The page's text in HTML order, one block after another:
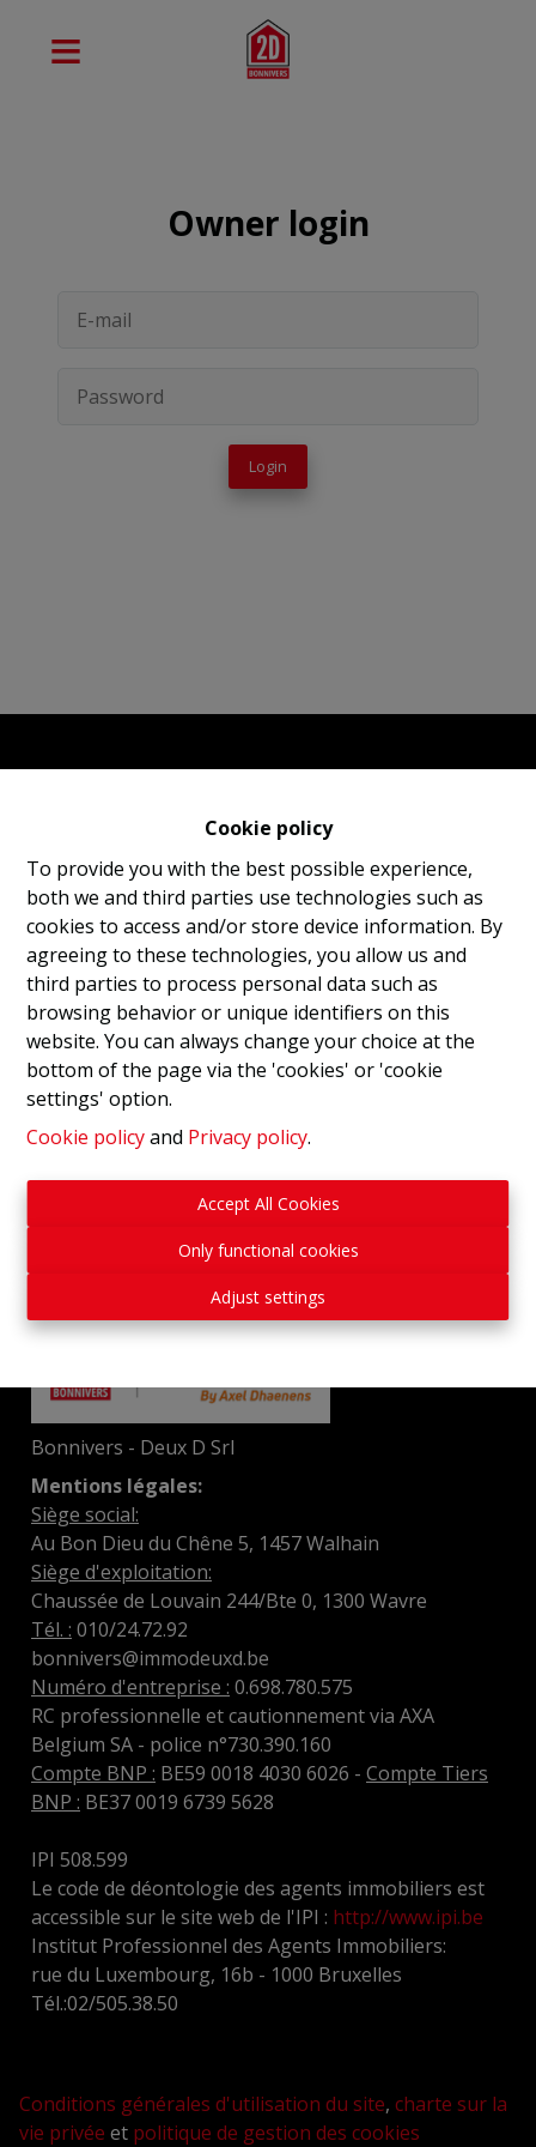
Cookie policy
To provide you with the best possible experience,
both we and third parties use technologies such as
cookies to access and/or store device information. By
agreeing to these technologies, you allow us and
third parties to process personal data such as
browsing behavior or unique identifiers on this
website. You can always change your choice at the
bottom of the page via the 'cookies' or 'cookie
settings' option.
Cookie policyand Privacy policy.
Accept All Cookies
Only functional cookies
Adjust settings
Owner login
Login
Bonnivers - Deux D Srl
Mentions légales:
Siège social:
Au Bon Dieu du Chêne 5, 1457 Walhain
Siège d'exploitation:
Chaussée de Louvain 244/Bte 0, 1300 Wavre
Tél. : 010/24.72.92
bonnivers@immodeuxd.be
Numéro d'entreprise : 0.698.780.575
RC professionnelle et cautionnement via AXA
Belgium SA - police n°730.390.160
Compte BNP : BE59 0018 4030 6026 - Compte Tiers
BNP : BE37 0019 6739 5628
IPI 508.599
Le code de déontologie des agents immobiliers est
accessible sur le site web de l'IPI : http://www.ipi.be
Institut Professionnel des Agents Immobiliers:
rue du Luxembourg, 16b - 1000 Bruxelles
Tél.:02/505.38.50
Conditions générales d'utilisation du site, charte sur la
vie privée et politique de gestion des cookies